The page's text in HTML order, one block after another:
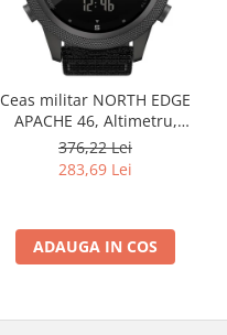
Ceas militar NORTH EDGE
APACHE 46, Altimetru,
Barometru, Cronometru,
Termometru, Pedometru,
Busola
376,22 Lei
283,69 Lei
ADAUGA IN COS